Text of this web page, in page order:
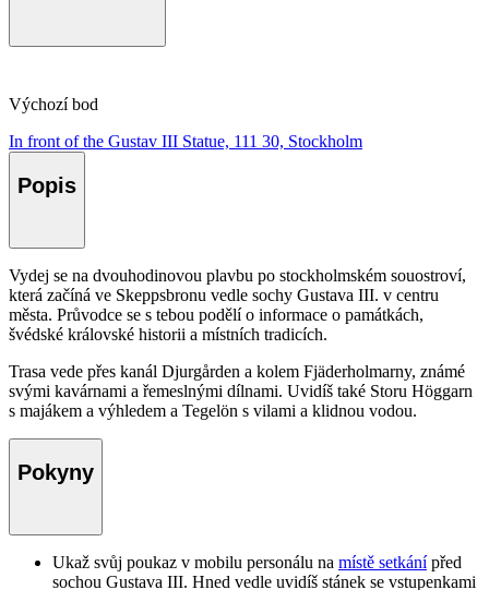
Výchozí bod
In front of the Gustav III Statue, 111 30, Stockholm
Popis
Vydej se na dvouhodinovou plavbu po stockholmském souostroví,
která začíná ve Skeppsbronu vedle sochy Gustava III. v centru
města. Průvodce se s tebou podělí o informace o památkách,
švédské královské historii a místních tradicích.
Trasa vede přes kanál Djurgården a kolem Fjäderholmarny, známé
svými kavárnami a řemeslnými dílnami. Uvidíš také Storu Höggarn
s majákem a výhledem a Tegelön s vilami a klidnou vodou.
Pokyny
Ukaž svůj poukaz v mobilu personálu na místě setkánípřed
sochou Gustava III. Hned vedle uvidíš stánek se vstupenkami